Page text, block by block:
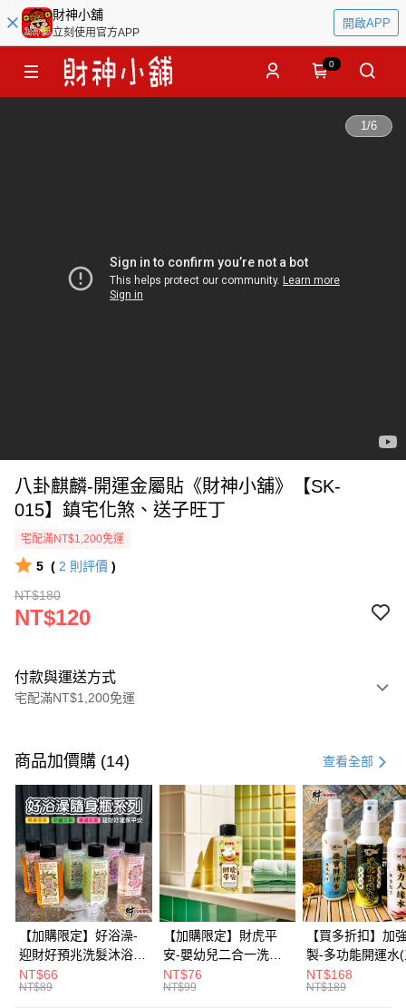
財神小舖
立刻使用官方APP
開啟APP
0
1/6
八卦麒麟-開運金屬貼《財神小舖》【SK-
015】鎮宅化煞、送子旺丁
宅配滿NT$1,200免運
5 ( 2 則評價 )
NT$180
NT$120
付款與運送方式
宅配滿NT$1,200免運
信用卡一次付款
信用卡分期付款
3 期 0 利率 每期NT$40 21家銀行
合作金庫商業銀行
第一商業銀行
華南商業銀行
彰化商業銀行
上海商業儲蓄銀行
台北富邦商業銀行
國泰世華商業銀行
兆豐國際商業銀行
臺灣中小企業銀行
台中商業銀行
匯豐（台灣）商業銀行
華泰商業銀行
聯邦商業銀行
遠東國際商業銀行
元大商業銀行
6 期 0 利率 每期NT$20 21家銀行
合作金庫商業銀行
第一商業銀行
華南商業銀行
彰化商業銀行
上海商業儲蓄銀行
台北富邦商業銀行
國泰世華商業銀行
兆豐國際商業銀行
臺灣中小企業銀行
台中商業銀行
匯豐（台灣）商業銀行
聯邦商業銀行
12 期 0 利率 每期NT$10 21家銀行
合作金庫商業銀行
第一商業銀行
華南商業銀行
彰化商業銀行
上海商業儲蓄銀行
台北富邦商業銀行
國泰世華商業銀行
兆豐國際商業銀行
臺灣中小企業銀行
超商取貨付款
LINE Pay
Apple Pay
商品加價購 (14) 查看全部
【加購限定】好浴澡-
迎財好預兆洗髮沐浴露
60ml(六款任選)【財神
小舖】PIF 財神嚴選，
NT$66
NT$89
【加購限定】財虎平
安-嬰幼兒二合一洗髮
沐浴露60ml《財神小
舖》【BABY-0601】
NT$76
NT$99
【買多折扣】加
製-多功能開運水
任選)《大師特製
《含開光》財神
NT$168
NT$189